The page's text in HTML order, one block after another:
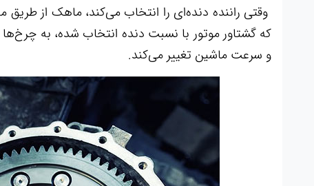
وقتی راننده دنده‌ای را انتخاب می‌کند، ماهک از
که گشتاور موتور با نسبت دنده انتخاب شده، به
و سرعت ماشین تغییر می‌کند.